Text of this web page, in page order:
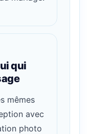
qui
mêmes
avec
photo